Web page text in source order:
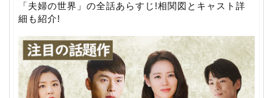
「夫婦の世界」の全話あらすじ!相関図とキャスト詳
細も紹介!